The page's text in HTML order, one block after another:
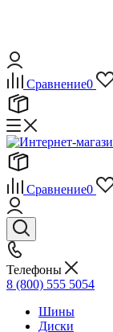
Сравнение0
Сравнение0
Телефоны
8 (800) 555 5054
Шины
Диски